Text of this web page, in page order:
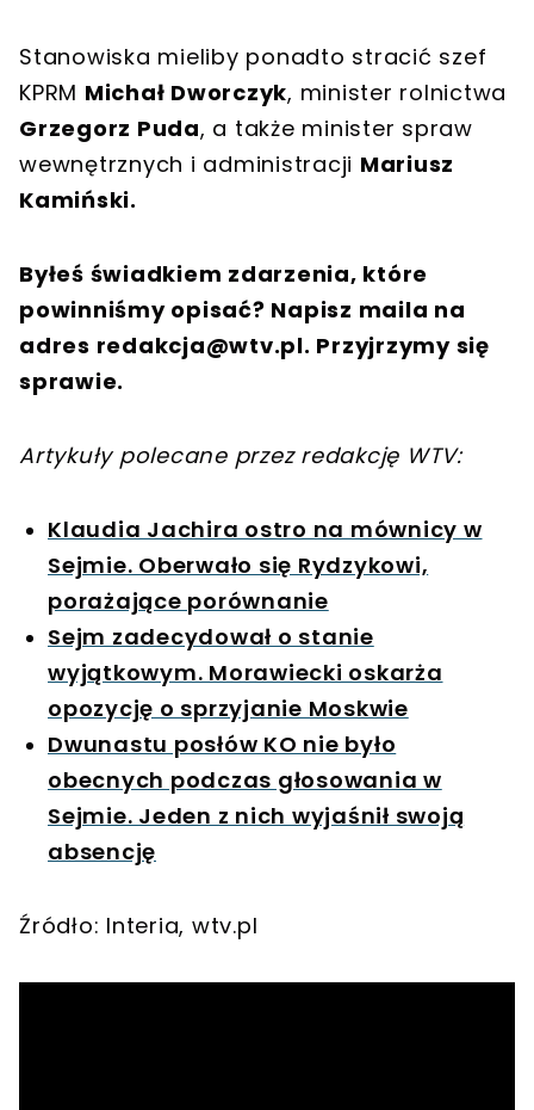
Stanowiska mieliby ponadto stracić szef
KPRM Michał Dworczyk, minister rolnictwa
Grzegorz Puda, a także minister spraw
wewnętrznych i administracji Mariusz
Kamiński.
Byłeś świadkiem zdarzenia, które
powinniśmy opisać? Napisz maila na
adres redakcja@wtv.pl. Przyjrzymy się
sprawie.
Artykuły polecane przez redakcję WTV:
Klaudia Jachira ostro na mównicy w
Sejmie. Oberwało się Rydzykowi,
porażające porównanie
Sejm zadecydował o stanie
wyjątkowym. Morawiecki oskarża
opozycję o sprzyjanie Moskwie
Dwunastu posłów KO nie było
obecnych podczas głosowania w
Sejmie. Jeden z nich wyjaśnił swoją
absencję
Źródło: Interia, wtv.pl